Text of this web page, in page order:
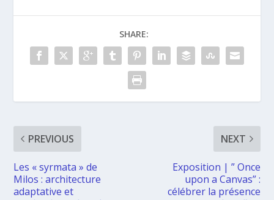
SHARE:
PREVIOUS
Les « syrmata » de
Milos : architecture
adaptative et
NEXT
Exposition | ” Once
upon a Canvas” :
célébrer la présence